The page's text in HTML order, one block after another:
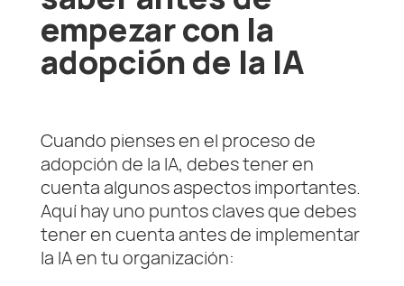
empezar con la
adopción de la IA
Cuando pienses en el proceso de
adopción de la IA, debes tener en
cuenta algunos aspectos importantes.
Aquí hay uno puntos claves que debes
tener en cuenta antes de implementar
la IA en tu organización: